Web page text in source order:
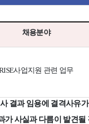
채용분야
사업지원 관련 업무
결과 임용에 결격사유
가 사실과 다름이 발견될